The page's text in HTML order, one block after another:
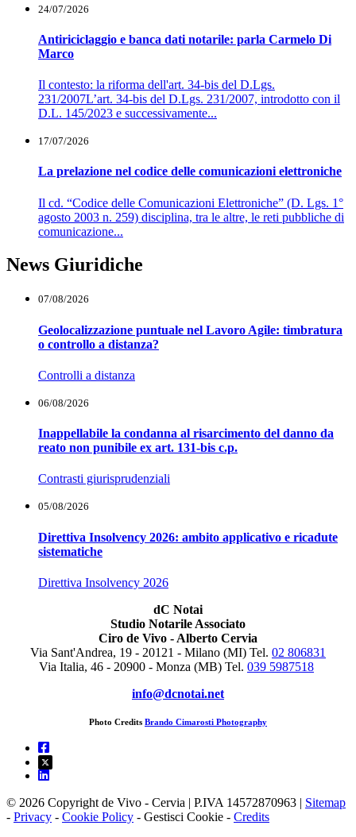
24/07/2026
Antiriciclaggio e banca dati notarile: parla Carmelo Di
Marco
Il contesto: la riforma dell'art. 34-bis del D.Lgs.
231/2007L’art. 34-bis del D.Lgs. 231/2007, introdotto con il
D.L. 145/2023 e successivamente...
17/07/2026
La prelazione nel codice delle comunicazioni elettroniche
Il cd. “Codice delle Comunicazioni Elettroniche” (D. Lgs. 1°
agosto 2003 n. 259) disciplina, tra le altre, le reti pubbliche di
comunicazione...
News Giuridiche
07/08/2026
Geolocalizzazione puntuale nel Lavoro Agile: timbratura
o controllo a distanza?
Controlli a distanza
06/08/2026
Inappellabile la condanna al risarcimento del danno da
reato non punibile ex art. 131-bis c.p.
Contrasti giurisprudenziali
05/08/2026
Direttiva Insolvency 2026: ambito applicativo e ricadute
sistematiche
Direttiva Insolvency 2026
dC Notai
Studio Notarile Associato
Ciro de Vivo - Alberto Cervia
Via Sant'Andrea, 19 - 20121 - Milano (MI) Tel. 02 806831
Via Italia, 46 - 20900 - Monza (MB) Tel. 039 5987518
info@dcnotai.net
Photo Credits Brando Cimarosti Photography
© 2026 Copyright de Vivo - Cervia | P.IVA 14572870963 | Sitemap
- Privacy - Cookie Policy - Gestisci Cookie - Credits